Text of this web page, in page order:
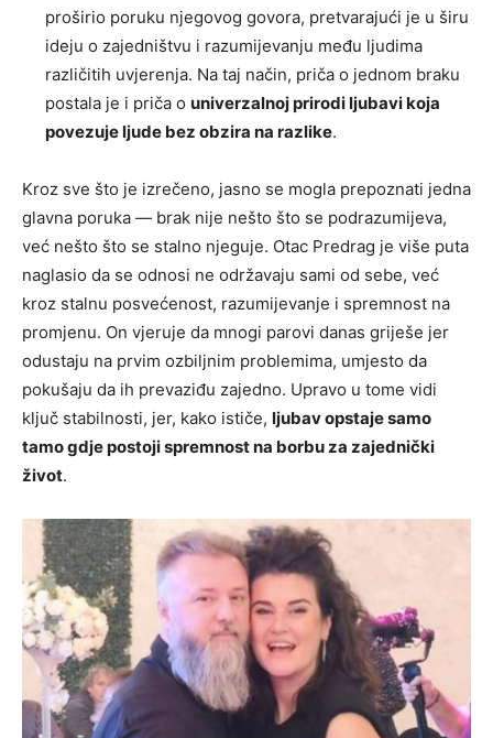
proširio poruku njegovog govora, pretvarajući je u širu
ideju o zajedništvu i razumijevanju među ljudima
različitih uvjerenja. Na taj način, priča o jednom braku
postala je i priča o univerzalnoj prirodi ljubavi koja
povezuje ljude bez obzira na razlike.
Kroz sve što je izrečeno, jasno se mogla prepoznati jedna
glavna poruka — brak nije nešto što se podrazumijeva,
već nešto što se stalno njeguje. Otac Predrag je više puta
naglasio da se odnosi ne održavaju sami od sebe, već
kroz stalnu posvećenost, razumijevanje i spremnost na
promjenu. On vjeruje da mnogi parovi danas griješe jer
odustaju na prvim ozbiljnim problemima, umjesto da
pokušaju da ih prevaziđu zajedno. Upravo u tome vidi
ključ stabilnosti, jer, kako ističe, ljubav opstaje samo
tamo gdje postoji spremnost na borbu za zajednički
život.